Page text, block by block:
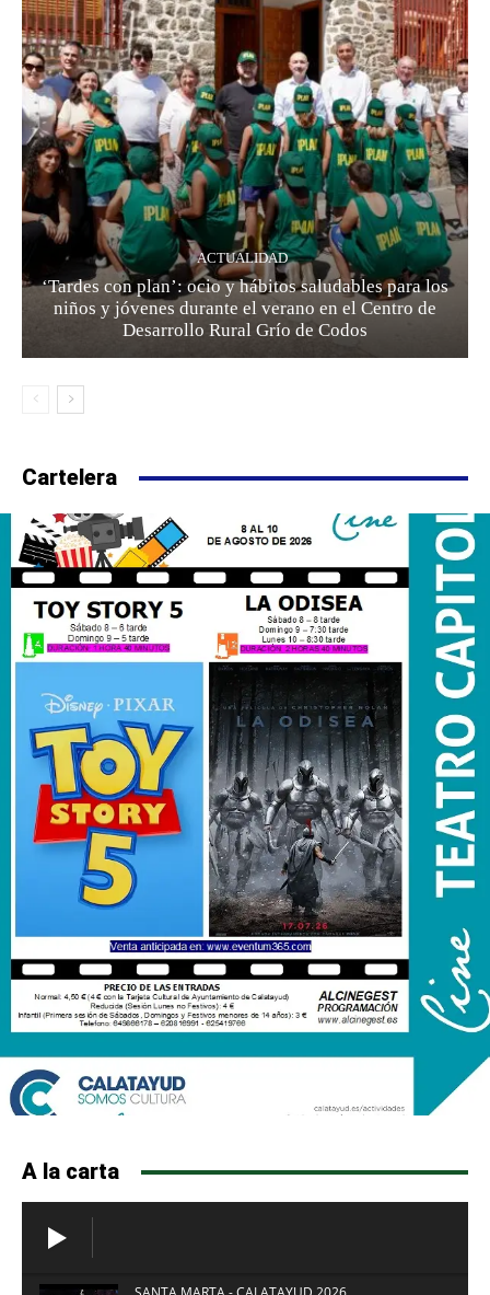
ACTUALIDAD
‘Tardes con plan’: ocio y hábitos saludables para los
niños y jóvenes durante el verano en el Centro de
Desarrollo Rural Grío de Codos
Cartelera
A la carta